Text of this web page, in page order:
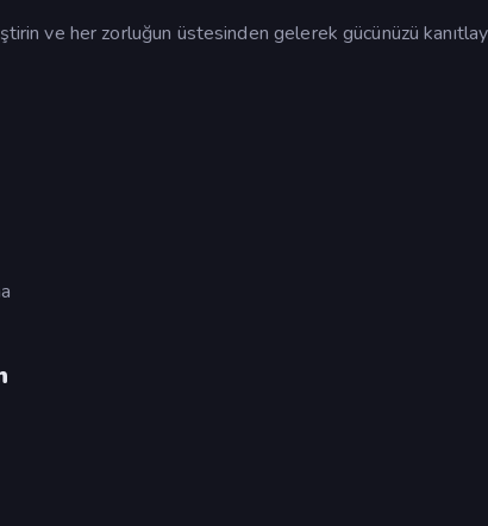
ve her zorluğun üstesinden gelerek gücünüzü